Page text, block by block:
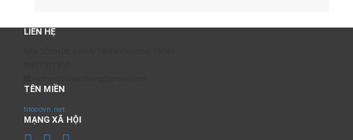
LIÊN HỆ
TÊN MIỀN
titocovn.net
MẠNG XÃ HỘI